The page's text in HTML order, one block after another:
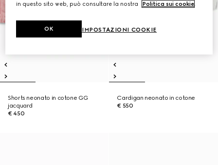
Shorts neonato in cotone GG
jacquard
€ 450
Cardigan neonato in cotone
€ 550
in questo sito web, può consultare la nostra
Politica sui cookie.
IMPOSTAZIONI COOKIE
OK